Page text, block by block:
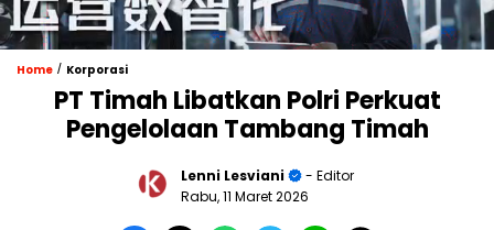
Home / Korporasi
PT Timah Libatkan Polri Perkuat
Pengelolaan Tambang Timah
Lenni Lesviani
- Editor
Rabu, 11 Maret 2026